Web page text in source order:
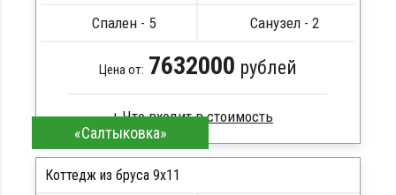
Спален - 5 Санузел - 2
Цена от: 7632000 рублей
Профилированный брус
Стропила, балки 50х200 мм
«Салтыковка»
Коттедж из бруса 9х11